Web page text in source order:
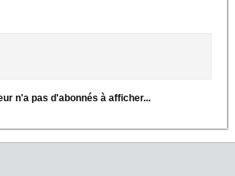
n'a pas d'abonnés à afficher...